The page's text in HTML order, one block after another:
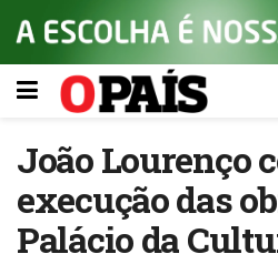
João Lourenço
execução das
Palácio da